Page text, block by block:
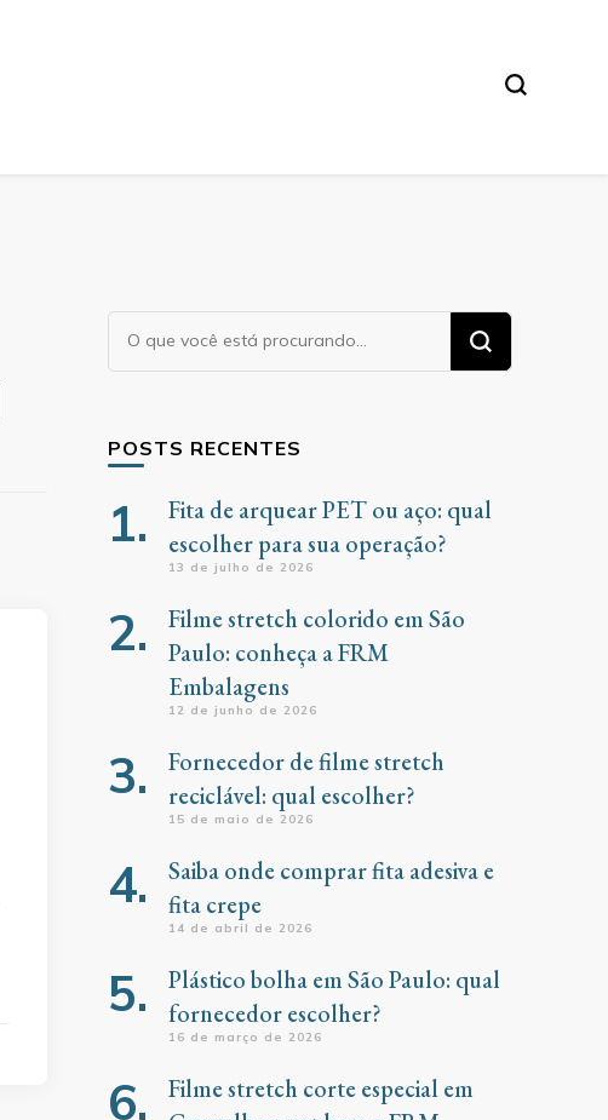
Procurando
algo?
POSTS RECENTES
Fita de arquear PET ou aço: qual
escolher para sua operação?
13 de julho de 2026
Filme stretch colorido em São
Paulo: conheça a FRM
Embalagens
12 de junho de 2026
Fornecedor de filme stretch
reciclável: qual escolher?
15 de maio de 2026
Saiba onde comprar fita adesiva e
fita crepe
14 de abril de 2026
Plástico bolha em São Paulo: qual
fornecedor escolher?
16 de março de 2026
Filme stretch corte especial em